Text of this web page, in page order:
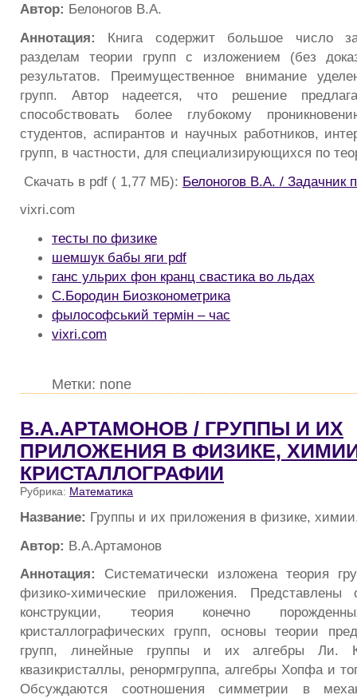
Автор: Белоногов В.А.
Аннотация: Книга содержит большое число
разделам теории групп с изложением (без
результатов. Преимущественное внимание
групп. Автор надеется, что решение
способствовать более глубокому
студентов, аспирантов и научных работников,
групп, в частности, для специализирующихся по
Скачать в pdf ( 1,77 МБ): Белоногов В.А. / Задачник
vixri.com
тесты по физике
шемшук бабы яги pdf
ганс ульрих фон кранц свастика во льдах
С.Бородин Биозконометрика
фылософський термін – час
vixri.com
Метки: none
В.А.АРТАМОНОВ / ГРУППЫ И ИХ
ПРИЛОЖЕНИЯ В ФИЗИКЕ,
КРИСТАЛЛОГРАФИИ
Рубрика: Математика
Название: Группы и их приложения в физике,
Автор: В.А.Артамонов
Аннотация: Систематически изложена теория
физико-химические приложения. Представлены
конструкции, теория конечно
кристаллографических групп, основы теории
групп, линейные группы и их алгебры Ли.
квазикристаллы, ренормгруппа, алгебры Хопфа и
Обсуждаются соотношения симметрии в